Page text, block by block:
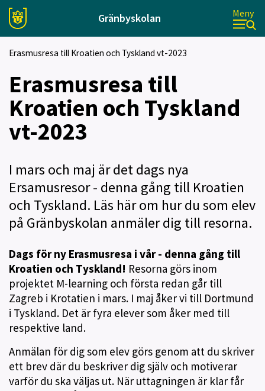
Gränbyskolan Meny
Erasmusresa till Kroatien och Tyskland vt-2023
Erasmusresa till
Kroatien och Tyskland
vt-2023
I mars och maj är det dags nya
Ersamusresor - denna gång till Kroatien
och Tyskland. Läs här om hur du som elev
på Gränbyskolan anmäler dig till resorna.
Dags för ny Erasmusresa i vår - denna gång till
Kroatien och Tyskland! Resorna görs inom
projektet M-learning och första redan går till
Zagreb i Krotatien i mars. I maj åker vi till Dortmund
i Tyskland. Det är fyra elever som åker med till
respektive land.
Anmälan för dig som elev görs genom att du skriver
ett brev där du beskriver dig själv och motiverar
varför du ska väljas ut. När uttagningen är klar får